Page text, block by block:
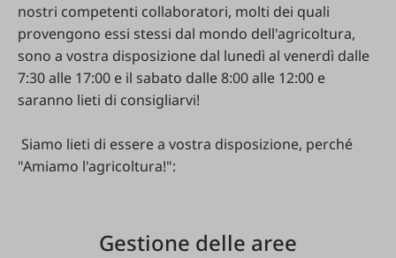
nostri competenti collaboratori, molti dei quali
provengono essi stessi dal mondo dell'agricoltura,
sono a vostra disposizione dal lunedì al venerdì dalle
7:30 alle 17:00 e il sabato dalle 8:00 alle 12:00 e
saranno lieti di consigliarvi!
Siamo lieti di essere a vostra disposizione, perché
"Amiamo l'agricoltura!":
Gestione delle aree